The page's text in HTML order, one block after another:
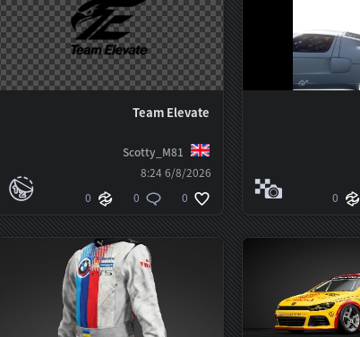
0
Team Elevate
Scotty_M81
6/8/2026 8:24
0
0
0